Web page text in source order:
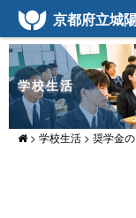
学校生活
> 学校生活 > 奨学金
京都府立城